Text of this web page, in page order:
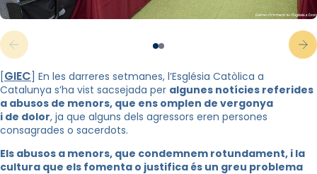
[GIEC] En les darreres setmanes, l’Església Catòlica a
Catalunya s’ha vist sacsejada per algunes notícies referides
a abusos de menors, que ens omplen de vergonya
i de dolor, ja que alguns dels agressors eren persones
consagrades o sacerdots.
Els abusos a menors, que condemnem rotundament, i la
cultura que els fomenta o justifica és un greu problema